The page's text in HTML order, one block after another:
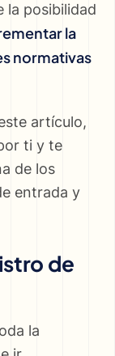
la posibilidad
la
normativas
artículo,
ti y te
de los
entrada y
de
la